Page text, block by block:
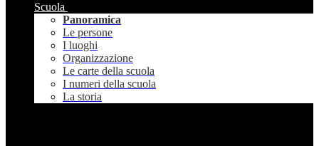
Scuola
Panoramica
Le persone
I luoghi
Organizzazione
Le carte della scuola
I numeri della scuola
La storia